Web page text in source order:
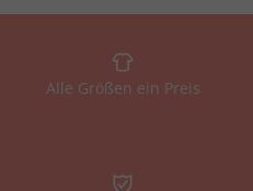
Alle Größen ein Preis